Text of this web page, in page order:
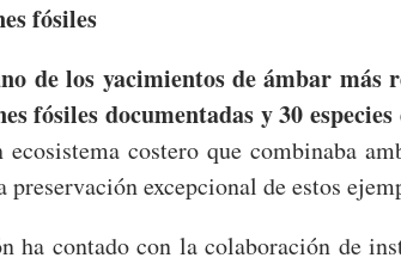
fósiles
de los yacimientos de ámbar más
fósiles documentadas y 30
ecosistema costero que combinaba
preservación excepcional de estos
ha contado con la colaboración de